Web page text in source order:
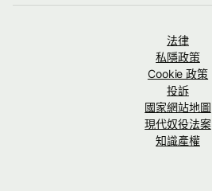
法律
私隱政策
Cookie 政策
投訴
國家網站地圖
現代奴役法案
知識產權